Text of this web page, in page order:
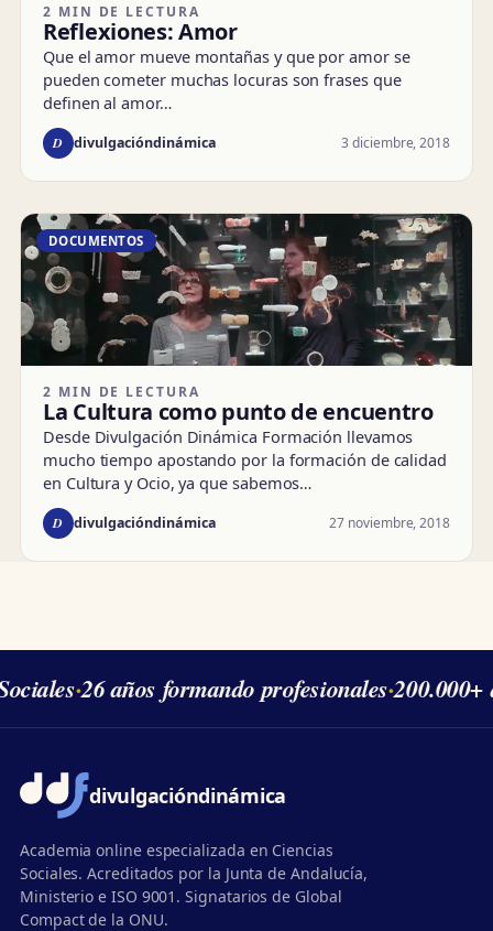
2 MIN DE LECTURA
Reflexiones: Amor
Que el amor mueve montañas y que por amor se
pueden cometer muchas locuras son frases que
definen al amor…
D divulgacióndinámica 3 diciembre, 2018
DOCUMENTOS
2 MIN DE LECTURA
La Cultura como punto de encuentro
Desde Divulgación Dinámica Formación llevamos
mucho tiempo apostando por la formación de calidad
en Cultura y Ocio, ya que sabemos…
D divulgacióndinámica 27 noviembre, 2018
·26 años formando profesionales·200.000+
divulgacióndinámica
Academia online especializada en Ciencias
Sociales. Acreditados por la Junta de Andalucía,
Ministerio e ISO 9001. Signatarios de Global
Compact de la ONU.